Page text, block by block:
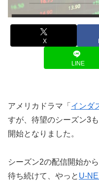
X
LINE
アメリカドラマ「 インダ
すが、待望のシーズン3
開始となりました。
シーズン2の配信開始か
待ち続けて、やっと U-